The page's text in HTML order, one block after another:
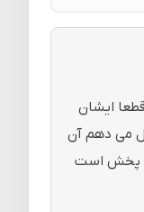
ایشان
می دهم آن
پخش است